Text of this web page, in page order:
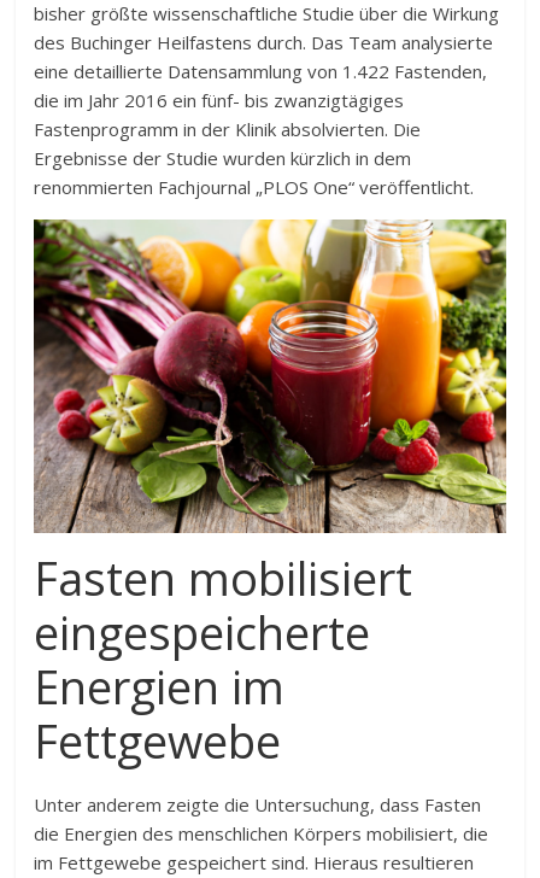
bisher größte wissenschaftliche Studie über die Wirkung
des Buchinger Heilfastens durch. Das Team analysierte
eine detaillierte Datensammlung von 1.422 Fastenden,
die im Jahr 2016 ein fünf- bis zwanzigtägiges
Fastenprogramm in der Klinik absolvierten. Die
Ergebnisse der Studie wurden kürzlich in dem
renommierten Fachjournal „PLOS One“ veröffentlicht.
Fasten mobilisiert
eingespeicherte
Energien im
Fettgewebe
Unter anderem zeigte die Untersuchung, dass Fasten
die Energien des menschlichen Körpers mobilisiert, die
im Fettgewebe gespeichert sind. Hieraus resultieren